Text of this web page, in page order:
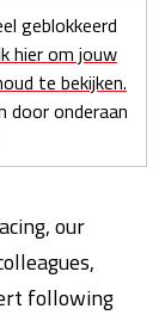
geblokkeerd
hier om jouw
te bekijken.
door onderaan
our
following